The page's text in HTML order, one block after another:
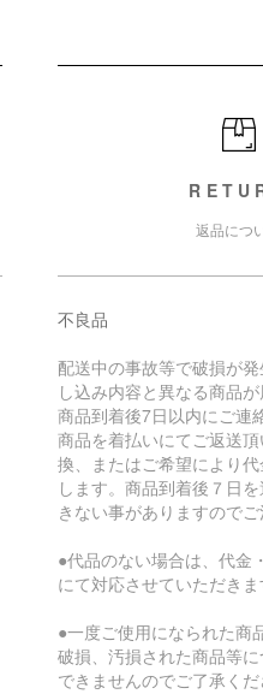
返品につ
不良品
配送中の事故等で破損が
し込み内容と異なる商品
商品到着後7日以内にご連
商品を着払いにてご返送
換、またはご希望により
します。商品到着後７日
きない事がありますのでご
●代品のない場合は、代金
にて対応させていただきま
●一度ご使用になられた商
破損、汚損された商品等
できませんのでご了承くだ